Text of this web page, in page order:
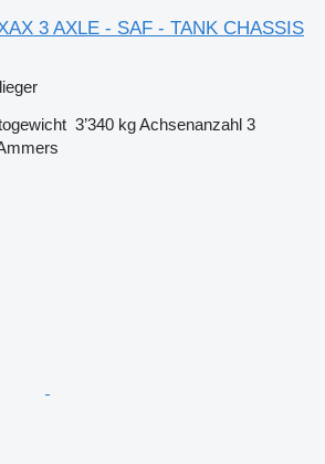
3 AXLE - SAF - TANK CHASSIS
3’340 kgAchsenanzahl 3